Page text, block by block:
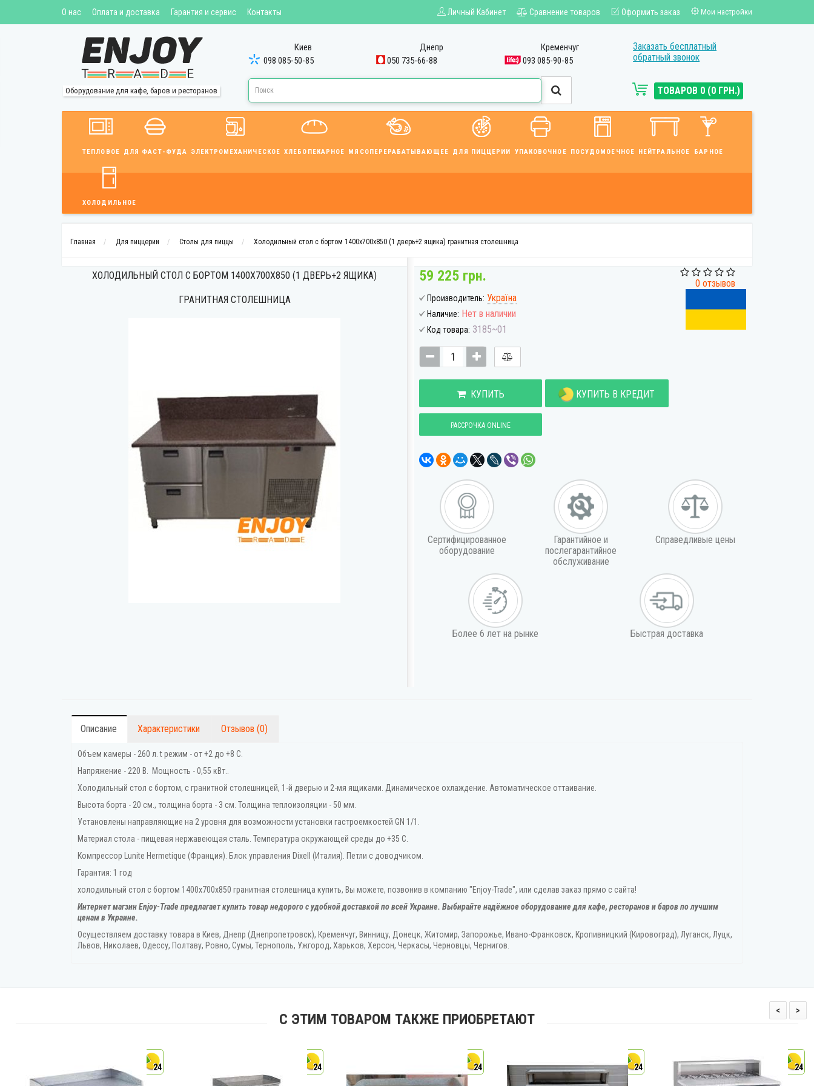
О нас Оплата и доставка Гарантия и сервис Контакты Личный Кабинет Сравнение товаров Оформить заказ Мои настройки
Оборудование для кафе, баров и ресторанов
Киев
098 085-50-85
Днепр
050 735-66-88
Кременчуг
093 085-90-85
Заказать бесплатный
обратный звонок
ТОВАРОВ 0 (0 ГРН.)
ТЕПЛОВОЕ ДЛЯ ФАСТ-ФУДА ЭЛЕКТРОМЕХАНИЧЕСКОЕ ХЛЕБОПЕКАРНОЕ МЯСОПЕРЕРАБАТЫВАЮЩЕЕ ДЛЯ ПИЦЦЕРИИ УПАКОВОЧНОЕ ПОСУДОМОЕЧНОЕ НЕЙТРАЛЬНОЕ БАРНОЕ
ХОЛОДИЛЬНОЕ
Главная Для пиццерии Столы для пиццы Холодильный стол с бортом 1400х700х850 (1 дверь+2 ящика) гранитная столешница
ХОЛОДИЛЬНЫЙ СТОЛ С БОРТОМ 1400Х700Х850 (1 ДВЕРЬ+2 ЯЩИКА)
ГРАНИТНАЯ СТОЛЕШНИЦА
0 отзывов
59 225 грн.
Производитель: Україна
Наличие: Нет в наличии
Код товара: 3185~01
КУПИТЬ КУПИТЬ В КРЕДИТ
РАССРОЧКА ONLINE
Сертифицированное
оборудование
Гарантийное и
послегарантийное
обслуживание
Справедливые цены
Более 6 лет на рынке Быстрая доставка
Описание Характеристики Отзывов (0)
Объем камеры - 260 л. t режим - от +2 до +8 С.
Напряжение - 220 В. Мощность - 0,55 кВт..
Холодильный стол с бортом, с гранитной столешницей, 1-й дверью и 2-мя ящиками. Динамическое охлаждение. Автоматическое оттаивание.
Высота борта - 20 см., толщина борта - 3 см. Толщина теплоизоляции - 50 мм.
Установлены направляющие на 2 уровня для возможности установки гастроемкостей GN 1/1.
Материал стола - пищевая нержавеющая сталь. Температура окружающей среды до +35 С.
Компрессор Lunite Hermetique (Франция). Блок управления Dixell (Италия). Петли с доводчиком.
Гарантия: 1 год
холодильный стол с бортом 1400х700х850 гранитная столешница купить, Вы можете, позвонив в компанию "Enjoy-Trade", или сделав заказ прямо с сайта!
Интернет магзин Enjoy-Trade предлагает купить товарнедорого с удобной доставкой по всей Украине. Выбирайте надёжное оборудование для кафе, ресторанов и баров по лучшим
ценам в Украине.
Осуществляем доставку товара в Киев, Днепр (Днепропетровск), Кременчуг, Винницу, Донецк‎, Житомир, Запорожье, Ивано-Франковск, Кропивницкий‎ (Кировоград), Луганск, Луцк,
Львов, Николаев, Одессу, Полтаву, Ровно, Сумы, Тернополь, Ужгород‎, Харьков, Херсон‎, Черкасы, Черновцы, Чернигов.
С ЭТИМ ТОВАРОМ ТАКЖЕ ПРИОБРЕТАЮТ
24 24 24 24 24
< >